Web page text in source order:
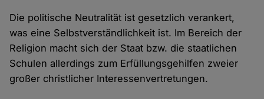
Die politische Neutralität ist gesetzlich verankert,
was eine Selbstverständlichkeit ist. Im Bereich der
Religion macht sich der Staat bzw. die staatlichen
Schulen allerdings zum Erfüllungsgehilfen zweier
großer christlicher Interessenvertretungen.